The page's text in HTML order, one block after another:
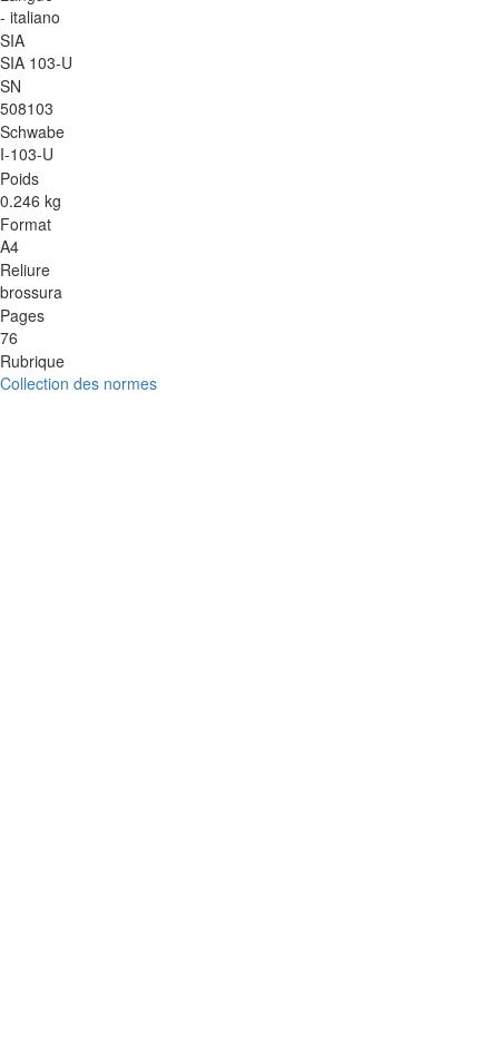
- italiano
SIA
SIA 103-U
SN
508103
Schwabe
I-103-U
Poids
0.246 kg
Format
A4
Reliure
brossura
Pages
76
Rubrique
Collection des normes